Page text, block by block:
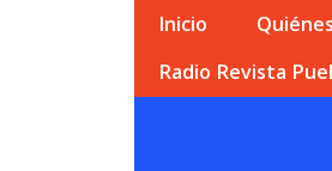
Inicio
Radio Revista